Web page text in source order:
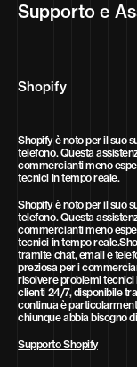
Supporto e
Shopify
Shopify è noto per il suo
telefono. Questa
commercianti meno
tecnici in tempo reale.
Shopify è noto per il suo
telefono. Questa
commercianti meno
tecnici in tempo
tramite chat, email e
preziosa per i
risolvere problemi tecnici
clienti 24/7, disponibile
continua è
chiunque abbia bisogno
Supporto Shopify